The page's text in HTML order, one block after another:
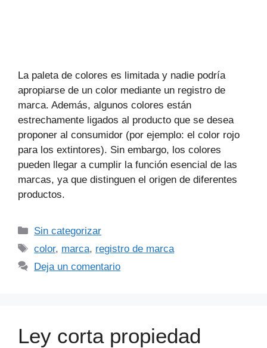
La paleta de colores es limitada y nadie podría
apropiarse de un color mediante un registro de
marca. Además, algunos colores están
estrechamente ligados al producto que se desea
proponer al consumidor (por ejemplo: el color rojo
para los extintores). Sin embargo, los colores
pueden llegar a cumplir la función esencial de las
marcas, ya que distinguen el origen de diferentes
productos.
Sin categorizar
color, marca, registro de marca
Deja un comentario
Ley corta propiedad